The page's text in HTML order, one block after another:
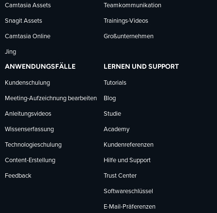
Camtasia Assets
Snagit Assets
Camtasia Online
Jing
Teamkommunikation
Trainings-Videos
Großunternehmen
ANWENDUNGSFÄLLE
Kundenschulung
Meeting-Aufzeichnung bearbeiten
Anleitungsvideos
Wissenserfassung
Technologieschulung
Content-Erstellung
Feedback
LERNEN UND SUPPORT
Tutorials
Blog
Studie
Academy
Kundenreferenzen
Hilfe und Support
Trust Center
Softwareschlüssel
E-Mail-Präferenzen